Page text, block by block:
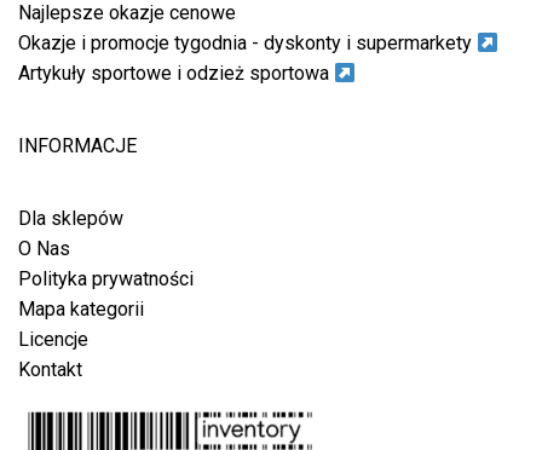
Najlepsze okazje cenowe
Okazje i promocje tygodnia - dyskonty i supermarkety
Artykuły sportowe i odzież sportowa
INFORMACJE
Dla sklepów
O Nas
Polityka prywatności
Mapa kategorii
Licencje
Kontakt